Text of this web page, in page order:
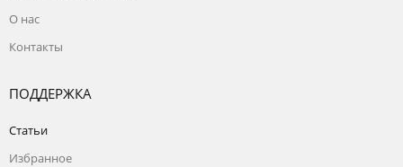
О нас
Контакты
ПОДДЕРЖКА
Статьи
Избранное